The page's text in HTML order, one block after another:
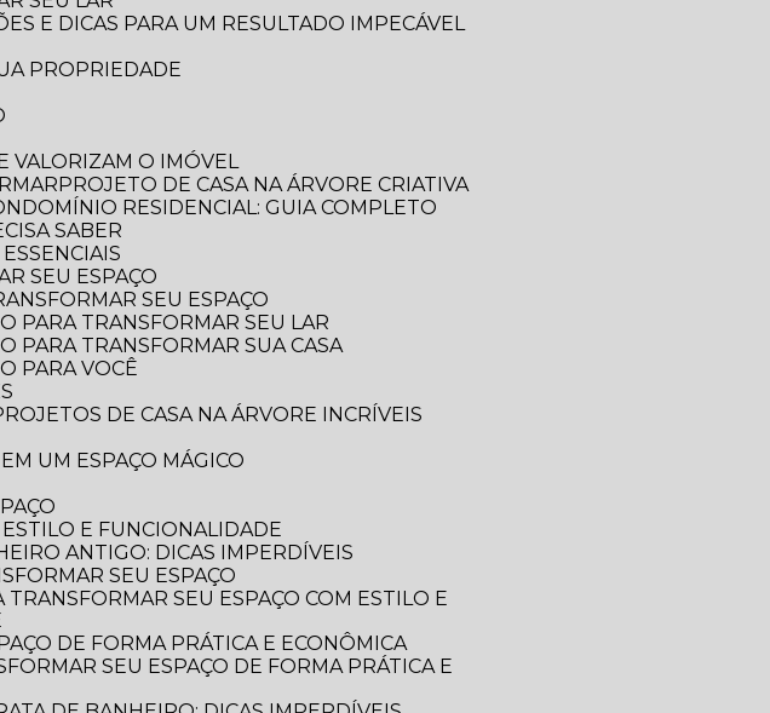
E DICAS PARA UM RESULTADO IMPECÁVEL
PROPRIEDADE
VALORIZAM O IMÓVEL
PROJETO DE CASA NA ÁRVORE CRIATIVA
RESIDENCIAL: GUIA COMPLETO
SABER
SEU ESPAÇO
SEU ESPAÇO
PARA TRANSFORMAR SEU LAR
PARA TRANSFORMAR SUA CASA
PARA VOCÊ
PROJETOS DE CASA NA ÁRVORE INCRÍVEIS
UM ESPAÇO MÁGICO
E FUNCIONALIDADE
ANTIGO: DICAS IMPERDÍVEIS
SEU ESPAÇO
DE FORMA PRÁTICA E ECONÔMICA